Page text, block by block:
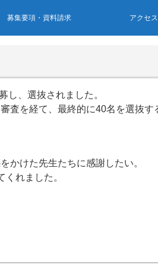
募集要項・資料請求 アクセス
し、選抜されました。
査を経て、最終的に40名を選抜
かけた先生たちに感謝したい。
れました。